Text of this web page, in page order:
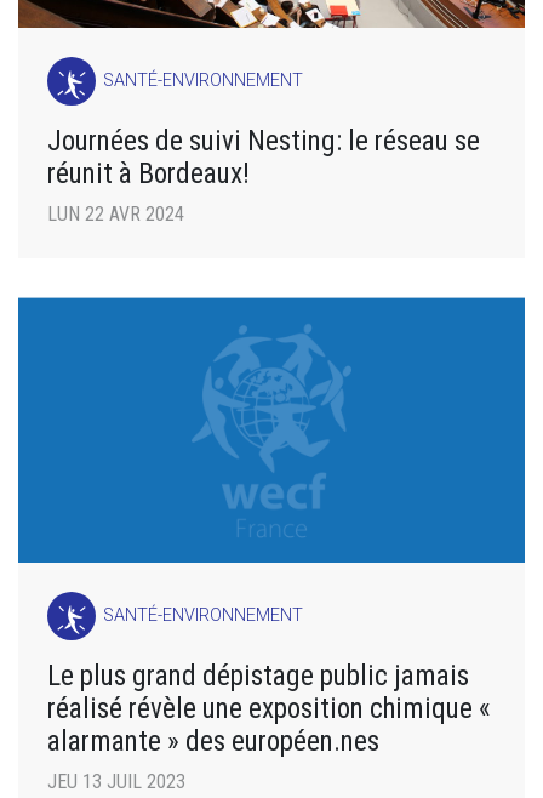
SANTÉ-ENVIRONNEMENT
Journées de suivi Nesting: le réseau se
réunit à Bordeaux!
LUN 22 AVR 2024
SANTÉ-ENVIRONNEMENT
Le plus grand dépistage public jamais
réalisé révèle une exposition chimique «
alarmante » des européen.nes
JEU 13 JUIL 2023